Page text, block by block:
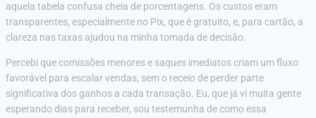
aquela tabela confusa cheia de porcentagens. Os custos eram
transparentes, especialmente no Pix, que é gratuito, e, para cartão, a
clareza nas taxas ajudou na minha tomada de decisão.
Percebi que comissões menores e saques imediatos criam um fluxo
favorável para escalar vendas, sem o receio de perder parte
significativa dos ganhos a cada transação. Eu, que já vi muita gente
esperando dias para receber, sou testemunha de como essa